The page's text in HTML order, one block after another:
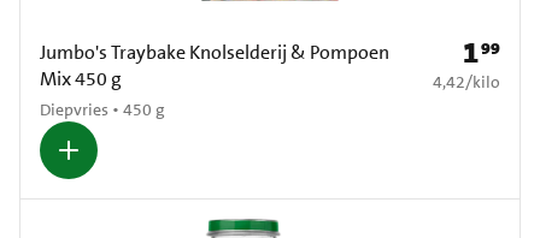
Jumbo's Traybake Knolselderij & Pompoen
Mix 450 g
Diepvries • 450 g
Prijs: €
199
€ 4,42 per kilo
4,42/kilo